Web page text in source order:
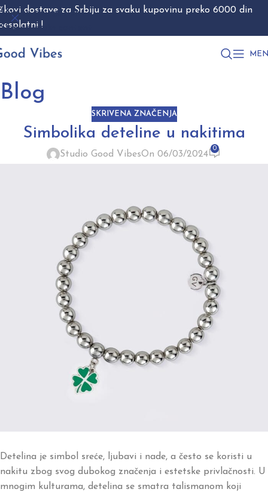
Skip to navigation
Skip to main content
Blog
SKRIVENA ZNAČENJA
Simbolika deteline u nakitima
Studio Good VibesOn 06/03/2024
0
Detelina je simbol sreće, ljubavi i nade, a često se koristi u
nakitu zbog svog dubokog značenja i estetske privlačnosti. U
mnogim kulturama, detelina se smatra talismanom koji
dostave za Srbiju za svaku kupovinu preko 6000 din
!